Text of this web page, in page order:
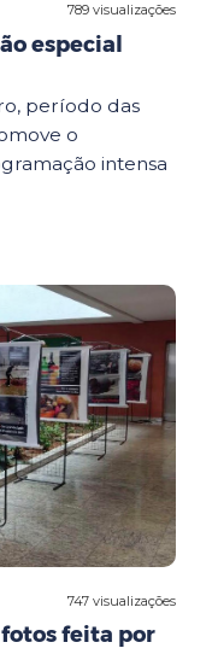
789 visualizações
especial
período das
o
intensa
747 visualizações
feita por